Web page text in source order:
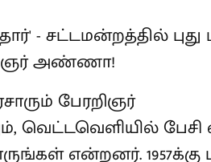
பேரறிஞர்
வெட்டவெளியில்
என்றனர்.